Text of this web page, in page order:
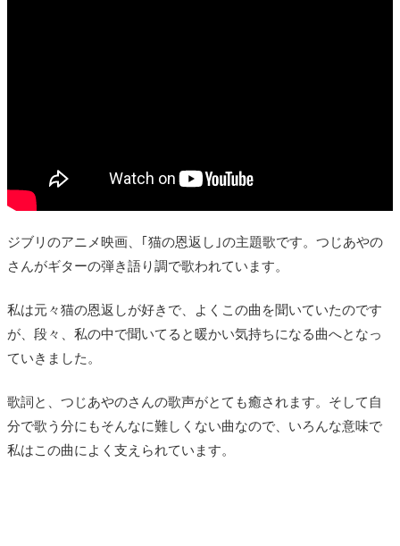
ジブリのアニメ映画、｢猫の恩返し｣の主題歌です。つじあやの
さんがギターの弾き語り調で歌われています。
私は元々猫の恩返しが好きで、よくこの曲を聞いていたのです
が、段々、私の中で聞いてると暖かい気持ちになる曲へとなっ
ていきました。
歌詞と、つじあやのさんの歌声がとても癒されます。そして自
分で歌う分にもそんなに難しくない曲なので、いろんな意味で
私はこの曲によく支えられています。